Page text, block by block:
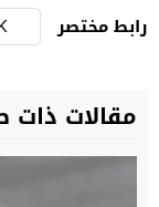
رابط مختصر
مقالات ذات